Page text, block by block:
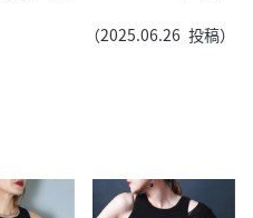
（2025.06.26 投稿）